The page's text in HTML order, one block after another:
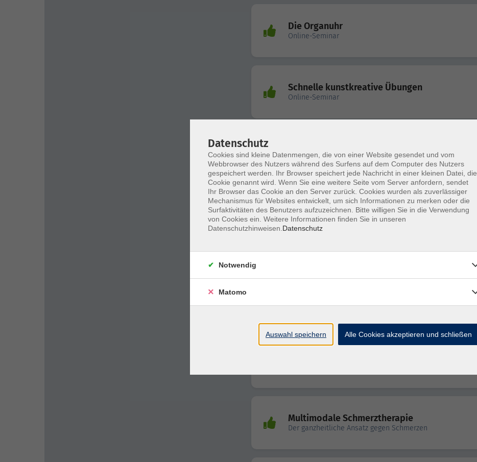
Die Organuhr
Online-Seminar
Schnelle kunstkreative Übungen
Online-Seminar
Polyneuropathie nach N.A.P.
Online-Seminar
Refresher Anatomie - Rumpf
Online-Seminar
Schmerztherapie - Fachtherapeut
Multimodale Schmerztherapie
Der ganzheitliche Ansatz gegen Schmerzen
Datenschutz
Cookies sind kleine Datenmengen, die von einer Website gesendet und vom
Webbrowser des Nutzers während des Surfens auf dem Computer des Nutzers
gespeichert werden. Ihr Browser speichert jede Nachricht in einer kleinen Datei, die
Cookie genannt wird. Wenn Sie eine weitere Seite vom Server anfordern, sendet
Ihr Browser das Cookie an den Server zurück. Cookies wurden als zuverlässiger
Mechanismus für Websites entwickelt, um sich Informationen zu merken oder die
Surfaktivitäten des Benutzers aufzuzeichnen. Bitte willigen Sie in die Verwendung
von Cookies ein. Weitere Informationen finden Sie in unseren
Datenschutzhinweisen. Datenschutz
Notwendig
Matomo
Auswahl speichern Alle Cookies akzeptieren und schließen